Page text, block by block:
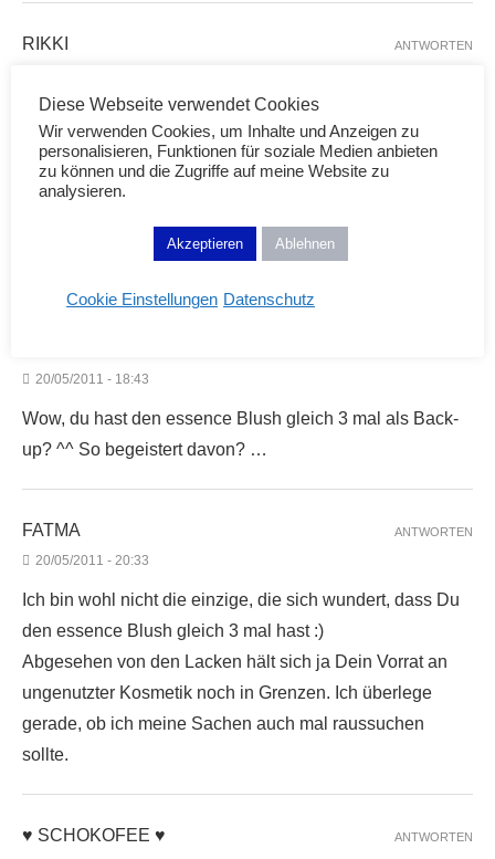
RIKKI
heii duuu!! benutzt du die essence blossom ect….. blush
nie? wenn nicht bei uns gabs¨ÜBERALL nur die kleinen
aufsteller ohne die und ohne einen Lack….dan würde ich
mich sehr für den interessieren….sowie die Manhatten
lacke…:) nur wenn du sie nicht mehr willst!
ANTWORTEN
20/05/2011 - 18:43
Wow, du hast den essence Blush gleich 3 mal als Back-
up? ^^ So begeistert davon? …
FATMA
20/05/2011 - 20:33
Ich bin wohl nicht die einzige, die sich wundert, dass Du
den essence Blush gleich 3 mal hast :)
Abgesehen von den Lacken hält sich ja Dein Vorrat an
ungenutzter Kosmetik noch in Grenzen. Ich überlege
gerade, ob ich meine Sachen auch mal raussuchen
sollte.
ANTWORTEN
♥ SCHOKOFEE ♥ ANTWORTEN
Diese Webseite verwendet Cookies
Wir verwenden Cookies, um Inhalte und Anzeigen zu
personalisieren, Funktionen für soziale Medien anbieten
zu können und die Zugriffe auf meine Website zu
analysieren.
Akzeptieren Ablehnen
Cookie Einstellungen Datenschutz